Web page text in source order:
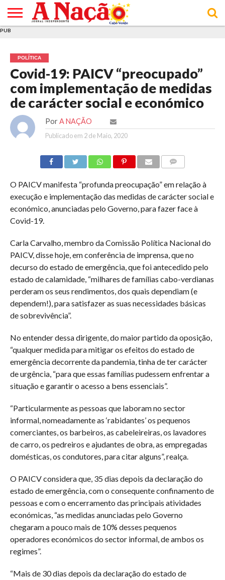
E DE
COOKIES
DE
UTILIZAÇÃO
PUB
POLÍTICA
Covid-19: PAICV “preocupado”
com implementação de medidas
de carácter social e económico
Por A NAÇÃO
Publicado em 2 de Maio, 2020
O PAICV manifesta “profunda preocupação” em relação à
execução e implementação das medidas de carácter social e
económico, anunciadas pelo Governo, para fazer face à
Covid-19.
Carla Carvalho, membro da Comissão Política Nacional do
PAICV, disse hoje, em conferência de imprensa, que no
decurso do estado de emergência, que foi antecedido pelo
estado de calamidade, “milhares de famílias cabo-verdianas
perderam os seus rendimentos, dos quais dependiam (e
dependem!), para satisfazer as suas necessidades básicas
de sobrevivência”.
No entender dessa dirigente, do maior partido da oposição,
“qualquer medida para mitigar os efeitos do estado de
emergência decorrente da pandemia, tinha de ter carácter
de urgência, “para que essas famílias pudessem enfrentar a
situação e garantir o acesso a bens essenciais”.
“Particularmente as pessoas que laboram no sector
informal, nomeadamente as ‘rabidantes’ os pequenos
comerciantes, os barbeiros, as cabeleireiras, os lavadores
de carro, os pedreiros e ajudantes de obra, as empregadas
domésticas, os condutores, para citar alguns”, realça.
O PAICV considera que, 35 dias depois da declaração do
estado de emergência, com o consequente confinamento de
pessoas e com o encerramento das principais atividades
económicas, “as medidas anunciadas pelo Governo
chegaram a pouco mais de 10% desses pequenos
operadores económicos do sector informal, de ambos os
regimes”.
“Mais de 30 dias depois da declaração do estado de